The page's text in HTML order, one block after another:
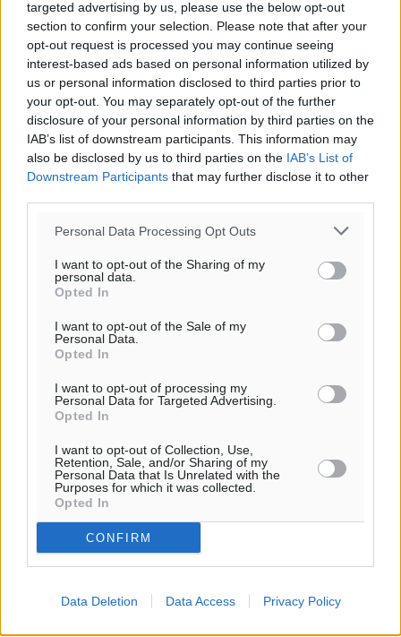
targeted advertising by us, please use the below opt-out
section to confirm your selection. Please note that after your
opt-out request is processed you may continue seeing
interest-based ads based on personal information utilized by
us or personal information disclosed to third parties prior to
your opt-out. You may separately opt-out of the further
disclosure of your personal information by third parties on the
IAB’s list of downstream participants. This information may
also be disclosed by us to third parties on the IAB’s List of
Downstream Participants that may further disclose it to other
Personal Data Processing Opt Outs
I want to opt-out of the Sharing of my
personal data.
Opted In
I want to opt-out of the Sale of my
Personal Data.
Opted In
I want to opt-out of processing my
Personal Data for Targeted Advertising.
Opted In
I want to opt-out of Collection, Use,
Retention, Sale, and/or Sharing of my
Personal Data that Is Unrelated with the
Purposes for which it was collected.
Opted In
CONFIRM
Data Deletion Data Access Privacy Policy
Φύλαξε τα στοιχεία μου για την επόμενη φορά.
Υπενθύμιση:
Για την μερική αναπαραγωγή της είδησης από άλλες
ιστοσελίδες είναι απαραίτητη η χρήση του παρακάτω
της Δημοκρατικής.